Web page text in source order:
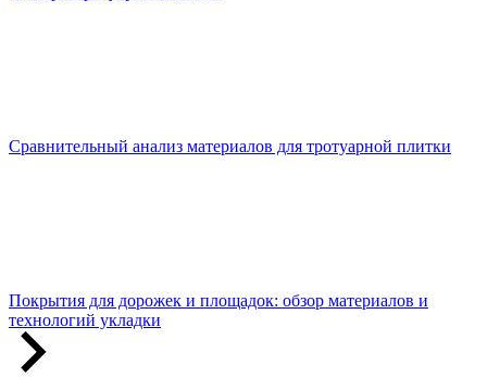
Сравнительный анализ материалов для тротуарной плитки
Покрытия для дорожек и площадок: обзор материалов и
технологий укладки